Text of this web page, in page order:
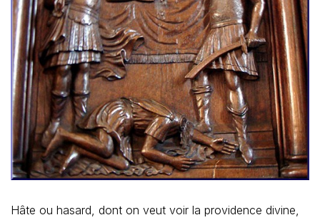
Hâte ou hasard, dont on veut voir la providence divine,